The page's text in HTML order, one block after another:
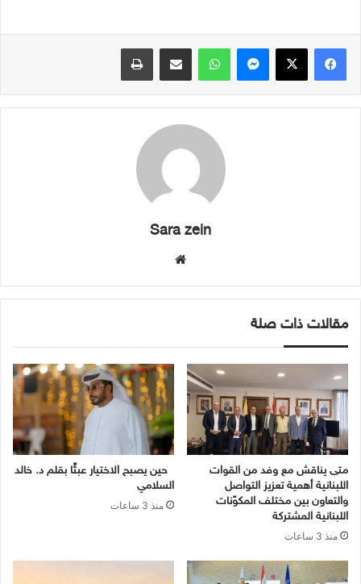
فيسبوك X ماسنجر واتساب مشاركة عبر البريد طباعة
Sara zein
مقالات ذات صلة
متى يناقش مع وفد من القوات
اللبنانية أهمية تعزيز التواصل
والتعاون بين مختلف المكوّنات
اللبنانية المشتركة
منذ 3 ساعات
حين يصبح الاختيار عبئًا بقلم د. خالد
السلامي
منذ 3 ساعات